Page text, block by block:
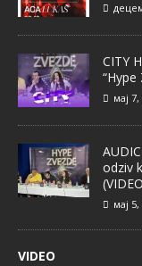
CITY
“Hype
мај
odziv
мај
VIDEO